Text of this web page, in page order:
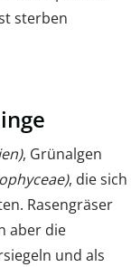
sterben
, Grünalgen
, die sich
Rasengräser
aber die
und als